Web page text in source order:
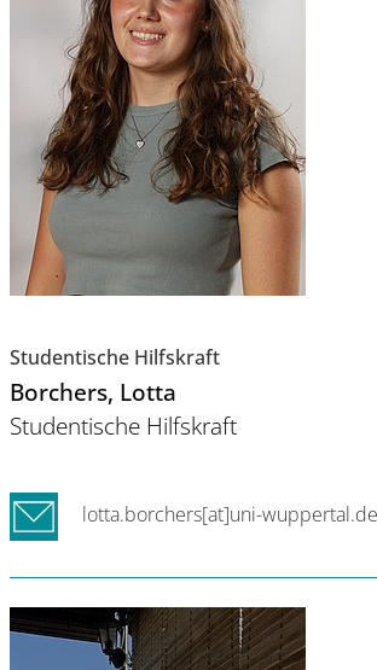
Studentische Hilfskraft
Borchers, Lotta
Studentische Hilfskraft
lotta.borchers[at]uni-wuppertal.de